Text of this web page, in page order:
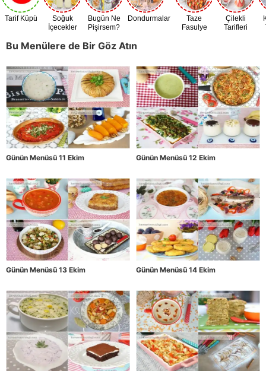
Tarif Küpü
Soğuk
İçecekler
Bugün Ne
Pişirsem?
Dondurmalar
Taze
Fasulye
Çilekli
Tarifleri
Bu Menülere de Bir Göz Atın
Günün Menüsü 11 Ekim Günün Menüsü 12 Ekim
Günün Menüsü 13 Ekim Günün Menüsü 14 Ekim